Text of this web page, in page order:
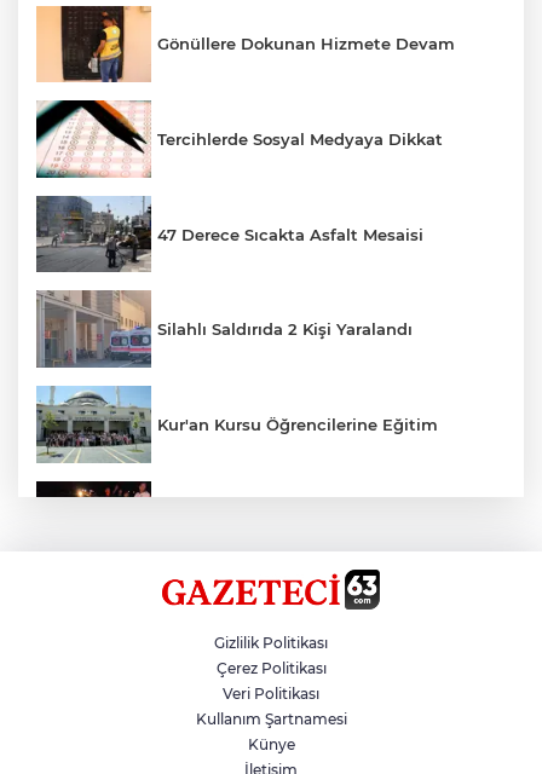
Gönüllere Dokunan Hizmete Devam
Tercihlerde Sosyal Medyaya Dikkat
47 Derece Sıcakta Asfalt Mesaisi
Silahlı Saldırıda 2 Kişi Yaralandı
Kur'an Kursu Öğrencilerine Eğitim
Siverek’te Mahmut Gülel Dönemi
Filistin Konvoyuna Coşkulu Karşılama
Gizlilik Politikası
Çerez Politikası
Veri Politikası
Kullanım Şartnamesi
Künye
İletişim